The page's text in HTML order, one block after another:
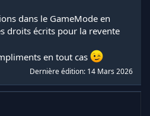
dans le GameMode en
droits écrits pour la revente
en tout cas
Dernière édition: 14 Mars 2026